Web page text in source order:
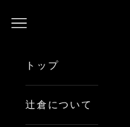
メニューを開く
トップ
辻倉について